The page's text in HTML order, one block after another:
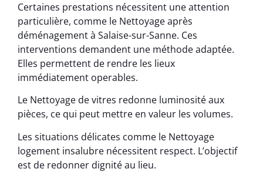
Certaines prestations nécessitent une attention
particulière, comme le Nettoyage après
déménagement à Salaise-sur-Sanne. Ces
interventions demandent une méthode adaptée.
Elles permettent de rendre les lieux
immédiatement operables.
Le Nettoyage de vitres redonne luminosité aux
pièces, ce qui peut mettre en valeur les volumes.
Les situations délicates comme le Nettoyage
logement insalubre nécessitent respect. L’objectif
est de redonner dignité au lieu.